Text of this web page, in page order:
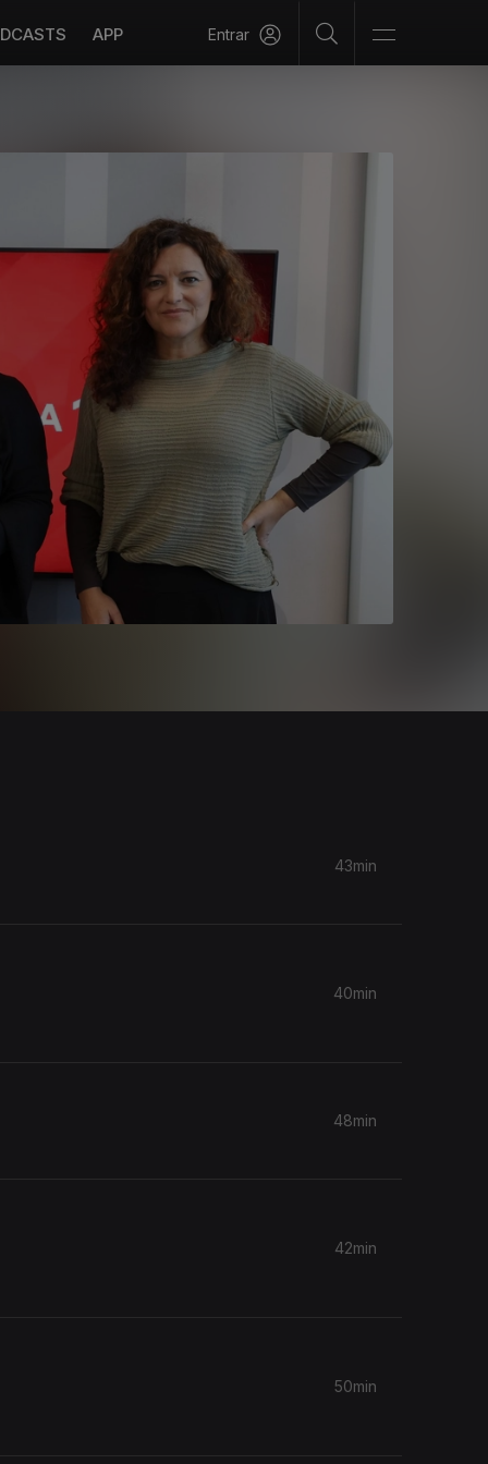
APP Entrar
43min
40min
48min
42min
50min